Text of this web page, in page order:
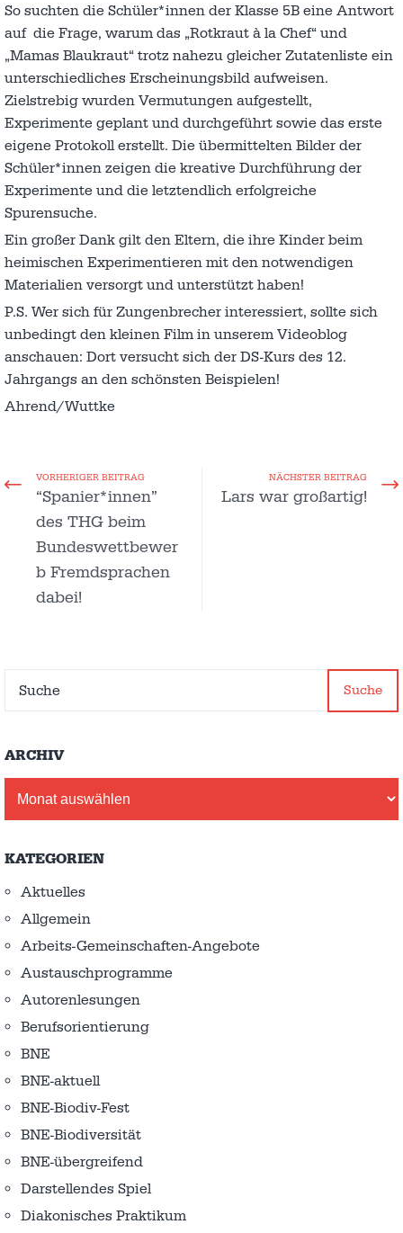
So suchten die Schüler*innen der Klasse 5B eine Antwort
auf die Frage, warum das „Rotkraut à la Chef“ und
„Mamas Blaukraut“ trotz nahezu gleicher Zutatenliste ein
unterschiedliches Erscheinungsbild aufweisen.
Zielstrebig wurden Vermutungen aufgestellt,
Experimente geplant und durchgeführt sowie das erste
eigene Protokoll erstellt. Die übermittelten Bilder der
Schüler*innen zeigen die kreative Durchführung der
Experimente und die letztendlich erfolgreiche
Spurensuche.
Ein großer Dank gilt den Eltern, die ihre Kinder beim
heimischen Experimentieren mit den notwendigen
Materialien versorgt und unterstützt haben!
P.S. Wer sich für Zungenbrecher interessiert, sollte sich
unbedingt den kleinen Film in unserem Videoblog
anschauen: Dort versucht sich der DS-Kurs des 12.
Jahrgangs an den schönsten Beispielen!
Ahrend/Wuttke
VORHERIGER BEITRAG
“Spanier*innen”
des THG beim
Bundeswettbewer
b Fremdsprachen
dabei!
NÄCHSTER BEITRAG
Lars war großartig!
Suche
ARCHIV
KATEGORIEN
Aktuelles
Allgemein
Arbeits-Gemeinschaften-Angebote
Austausch­programme
Autorenlesungen
Berufsorientierung
BNE
BNE-aktuell
BNE-Biodiv-Fest
BNE-Biodiversität
BNE-übergreifend
Darstellendes Spiel
Diakonisches Praktikum